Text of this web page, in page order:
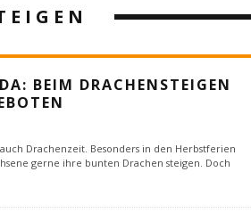
BEIM DRACHENSTEIGEN
Drachenzeit. Besonders in den Herbstferien
gerne ihre bunten Drachen steigen. Doch